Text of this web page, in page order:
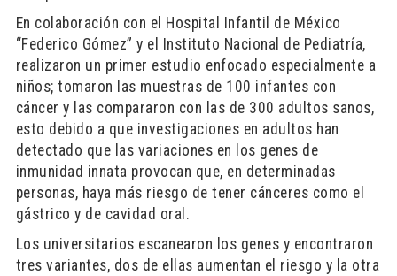
En colaboración con el Hospital Infantil de México
“Federico Gómez” y el Instituto Nacional de Pediatría,
realizaron un primer estudio enfocado especialmente a
niños; tomaron las muestras de 100 infantes con
cáncer y las compararon con las de 300 adultos sanos,
esto debido a que investigaciones en adultos han
detectado que las variaciones en los genes de
inmunidad innata provocan que, en determinadas
personas, haya más riesgo de tener cánceres como el
gástrico y de cavidad oral.
Los universitarios escanearon los genes y encontraron
tres variantes, dos de ellas aumentan el riesgo y la otra